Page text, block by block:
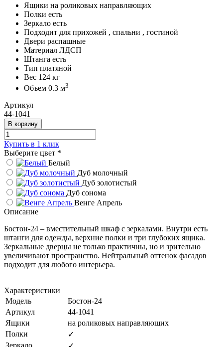
Ящики на роликовых направляющих
Полки есть
Зеркало есть
Подходит для прихожей , спальни , гостиной
Двери распашные
Материал ЛДСП
Штанга есть
Тип платяной
Вес 124 кг
Объем 0.3 м3
Артикул
44-1041
В корзину
Купить в 1 клик
Выберите цвет *
Белый
Дуб молочный
Дуб золотистый
Дуб сонома
Венге Апрель
Описание
Бостон-24 – вместительный шкаф с зеркалами. Внутри есть
штанги для одежды, верхние полки и три глубоких ящика.
Зеркальные дверцы не только практичны, но и зрительно
увеличивают пространство. Нейтральный оттенок фасадов
подходит для любого интерьера.
Характеристики
Модель
Бостон-24
Артикул
44-1041
Ящики
на роликовых направляющих
Полки
✓